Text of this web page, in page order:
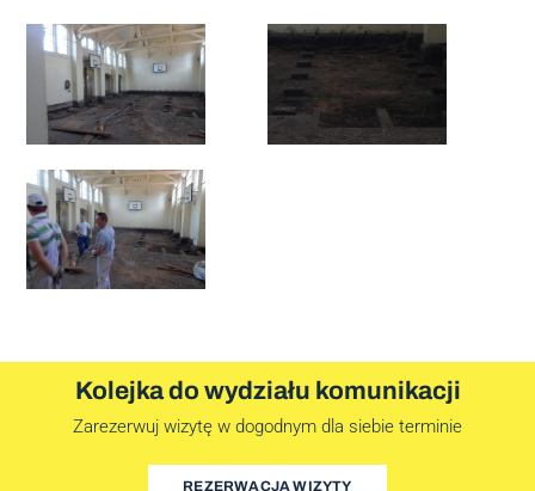
Kolejka do wydziału komunikacji
Zarezerwuj wizytę w dogodnym dla siebie terminie
REZERWACJA WIZYTY